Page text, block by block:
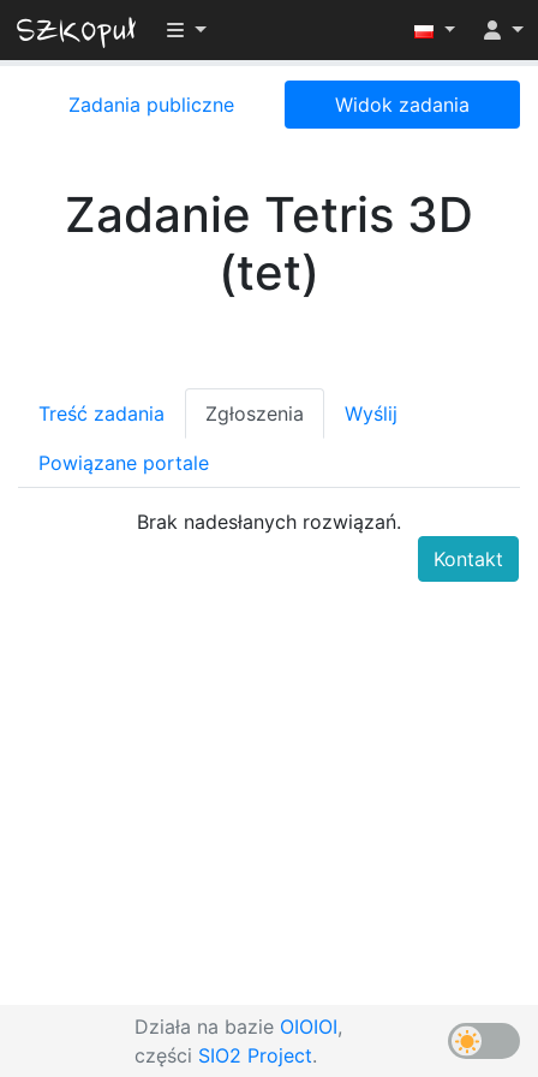
Przełącz widoczność menu
Zadania publiczne Widok zadania
Zadanie Tetris 3D
(tet)
Treść zadania Zgłoszenia Wyślij
Powiązane portale
Brak nadesłanych rozwiązań.
Działa na bazie OIOIOI,
części SIO2 Project.
Kontakt